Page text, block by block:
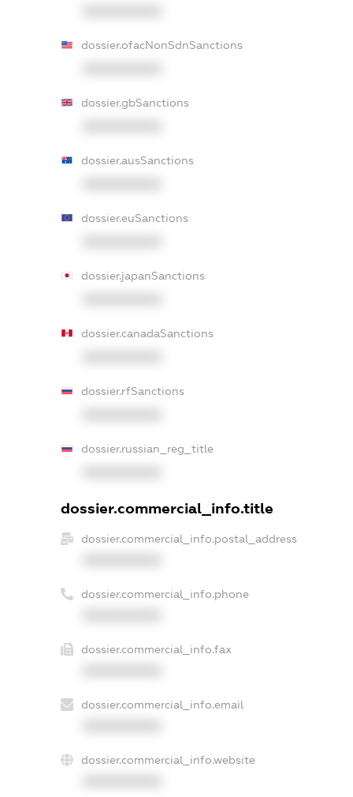
dossier.ofacNonSdnSanctions
dossier.gbSanctions
dossier.ausSanctions
dossier.euSanctions
dossier.japanSanctions
dossier.canadaSanctions
dossier.rfSanctions
dossier.russian_reg_title
dossier.commercial_info.title
dossier.commercial_info.postal_address
dossier.commercial_info.phone
dossier.commercial_info.fax
dossier.commercial_info.email
dossier.commercial_info.website